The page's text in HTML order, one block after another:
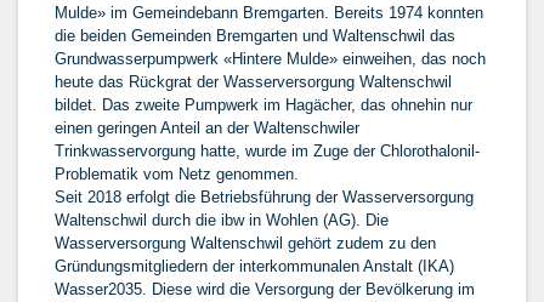
Mulde» im Gemeindebann Bremgarten. Bereits 1974 konnten
die beiden Gemeinden Bremgarten und Waltenschwil das
Grundwasserpumpwerk «Hintere Mulde» einweihen, das noch
heute das Rückgrat der Wasserversorgung Waltenschwil
bildet. Das zweite Pumpwerk im Hagächer, das ohnehin nur
einen geringen Anteil an der Waltenschwiler
Trinkwasservorgung hatte, wurde im Zuge der Chlorothalonil-
Problematik vom Netz genommen.
Seit 2018 erfolgt die Betriebsführung der Wasserversorgung
Waltenschwil durch die ibw in Wohlen (AG). Die
Wasserversorgung Waltenschwil gehört zudem zu den
Gründungsmitgliedern der interkommunalen Anstalt (IKA)
Wasser2035. Diese wird die Versorgung der Bevölkerung im